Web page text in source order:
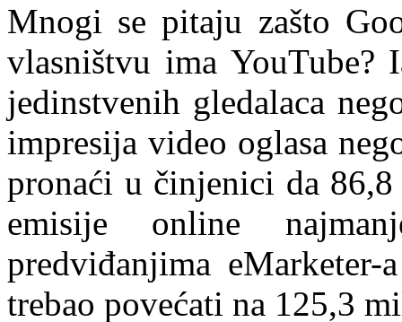
Mnogi se pitaju zašto
vlasništvu ima YouTube?
jedinstvenih gledalaca
impresija video oglasa
pronaći u činjenici da
emisije online
predviđanjima
trebao povećati na 125,3